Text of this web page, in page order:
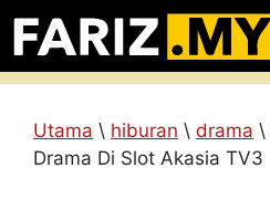
Skip
content
Utama \ hiburan \ drama \
Drama Di Slot Akasia TV3